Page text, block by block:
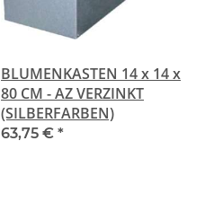
BLUMENKASTEN 14 x 14 x
80 CM - AZ VERZINKT
(SILBERFARBEN)
63,75 € *